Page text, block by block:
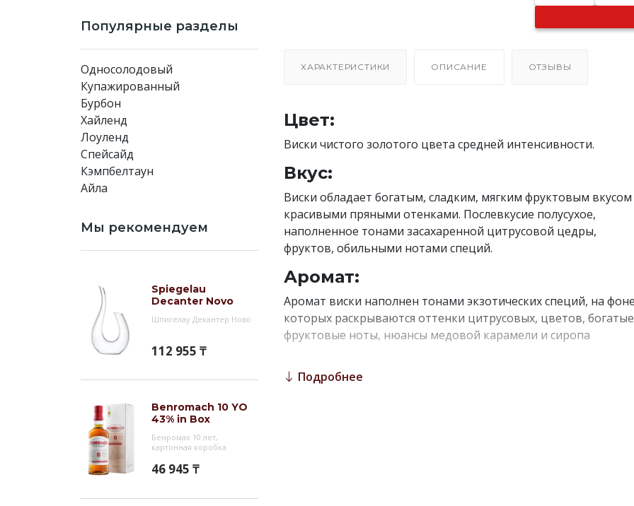
Популярные разделы
Односолодовый
Купажированный
Бурбон
Хайленд
Лоуленд
Спейсайд
Кэмпбелтаун
Айла
Мы рекомендуем
Spiegelau
Decanter Novo
Шпигелау Декантер Ново
112 955 ₸
Benromach 10 YO
43% in Box
Бенромах 10 лет,
картонная коробка
46 945 ₸
ХАРАКТЕРИСТИКИ ОПИСАНИЕ ОТЗЫВЫ
Цвет:
Виски чистого золотого цвета средней интенсивности.
Вкус:
Виски обладает богатым, сладким, мягким фруктовым вкусом
красивыми пряными отенками. Послевкусие полусухое,
наполненное тонами засахаренной цитрусовой цедры,
фруктов, обильными нотами специй.
Аромат:
Аромат виски наполнен тонами экзотических специй, на фоне
которых раскрываются оттенки цитрусовых, цветов, богатые
фруктовые ноты, нюансы медовой карамели и сиропа
Гастрономические сочетания:
Подробнее